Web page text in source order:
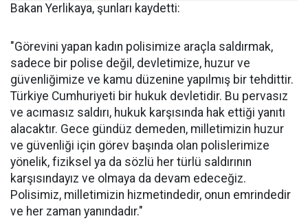
Bakan Yerlikaya, şunları kaydetti:
"Görevini yapan kadın polisimize araçla saldırmak,
sadece bir polise değil, devletimize, huzur ve
güvenliğimize ve kamu düzenine yapılmış bir tehdittir.
Türkiye Cumhuriyeti bir hukuk devletidir. Bu pervasız
ve acımasız saldırı, hukuk karşısında hak ettiği yanıtı
alacaktır. Gece gündüz demeden, milletimizin huzur
ve güvenliği için görev başında olan polislerimize
yönelik, fiziksel ya da sözlü her türlü saldırının
karşısındayız ve olmaya da devam edeceğiz.
Polisimiz, milletimizin hizmetindedir, onun emrindedir
ve her zaman yanındadır."